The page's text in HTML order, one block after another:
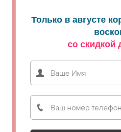
Только в августе
со скидкой